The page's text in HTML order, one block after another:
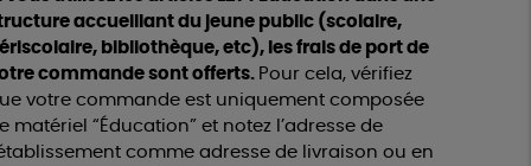
accueillant du jeune public (scolaire,
bibliothèque, etc), les frais de port de
commande sont offerts. Pour cela, vérifiez
votre commande est uniquement composée
matériel “Éducation” et notez l’adresse de
comme adresse de livraison ou en